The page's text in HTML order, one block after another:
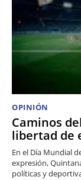
OPINIÓN
Caminos
libertad de
En el Día Mundial
expresión,
políticas y